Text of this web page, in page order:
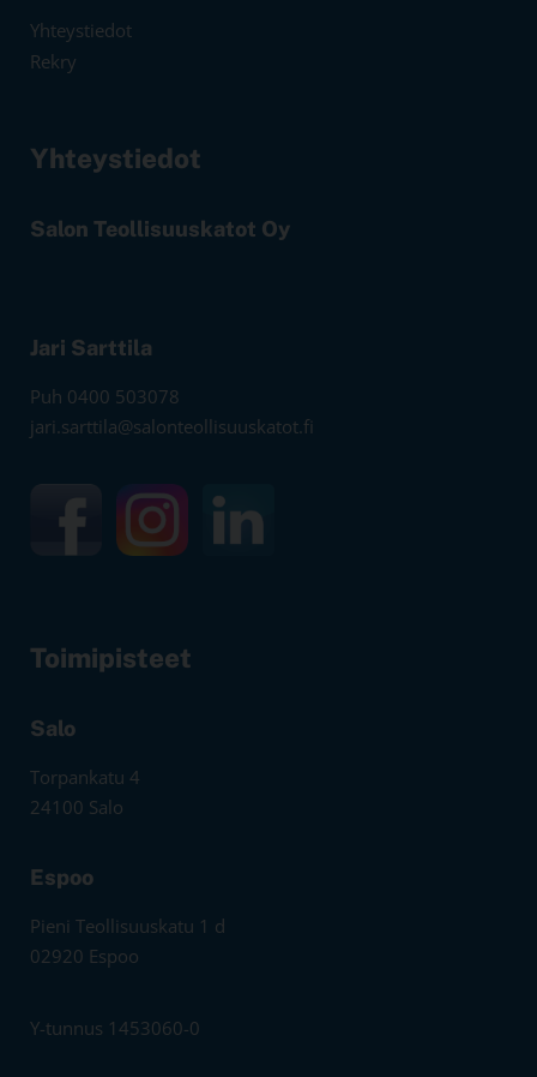
Yhteystiedot
Rekry
Yhteystiedot
Salon Teollisuuskatot Oy
Jari Sarttila
Puh 0400 503078
jari.sarttila@salonteollisuuskatot.fi
Toimipisteet
Salo
Torpankatu 4
24100 Salo
Espoo
Pieni Teollisuuskatu 1 d
02920 Espoo
Y-tunnus 1453060-0